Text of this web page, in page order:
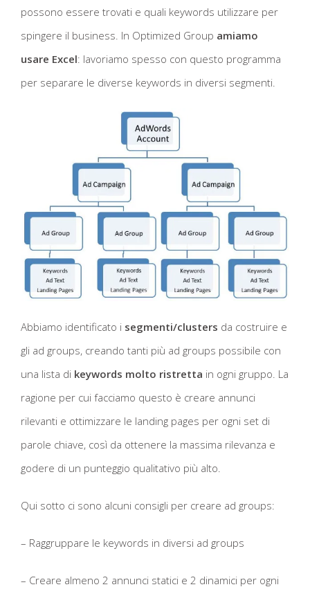
possono essere trovati e quali keywords utilizzare per
spingere il business. In Optimized Group amiamo
usare Excel: lavoriamo spesso con questo programma
per separare le diverse keywords in diversi segmenti.
Abbiamo identificato i segmenti/clusters da costruire e
gli ad groups, creando tanti più ad groups possibile con
una lista di keywords molto ristretta in ogni gruppo. La
ragione per cui facciamo questo è creare annunci
rilevanti e ottimizzare le landing pages per ogni set di
parole chiave, così da ottenere la massima rilevanza e
godere di un punteggio qualitativo più alto.
Qui sotto ci sono alcuni consigli per creare ad groups:
– Raggruppare le keywords in diversi ad groups
– Creare almeno 2 annunci statici e 2 dinamici per ogni